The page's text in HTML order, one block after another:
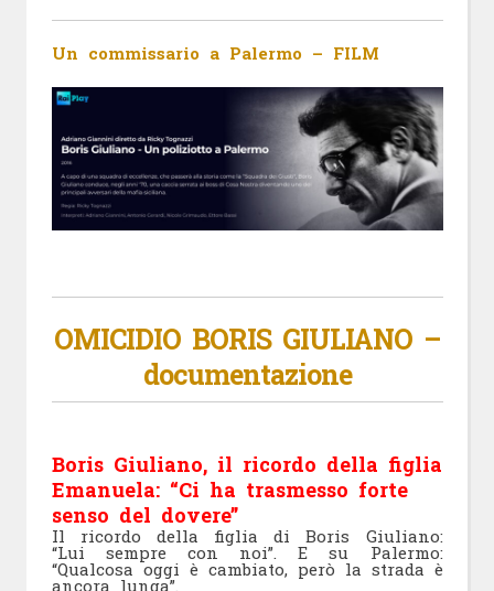
Un commissario a Palermo – FILM
OMICIDIO BORIS GIULIANO –
documentazione
Boris Giuliano, il ricordo della figlia
Emanuela: “Ci ha trasmesso forte
senso del dovere”
Il ricordo della figlia di Boris Giuliano:
“Lui sempre con noi”. E su Palermo:
“Qualcosa oggi è cambiato, però la strada è
ancora lunga”.